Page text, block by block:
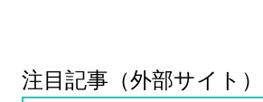
注目記事（外部サイト）